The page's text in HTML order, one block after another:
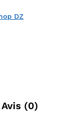
DZ
Avis (0)